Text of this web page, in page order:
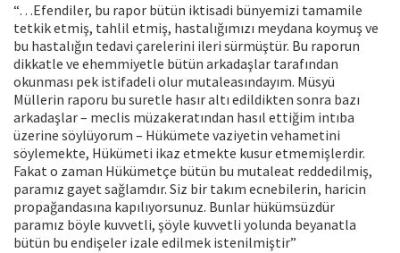
“…Efendiler, bu rapor bütün iktisadi bünyemizi tamamile
tetkik etmiş, tahlil etmiş, hastalığımızı meydana koymuş ve
bu hastalığın tedavi çarelerini ileri sürmüştür. Bu raporun
dikkatle ve ehemmiyetle bütün arkadaşlar tarafından
okunması pek istifadeli olur mutaleasındayım. Müsyü
Müllerin raporu bu suretle hasır altı edildikten sonra bazı
arkadaşlar – meclis müzakeratından hasıl ettiğim intıba
üzerine söylüyorum – Hükümete vaziyetin vehametini
söylemekte, Hükümeti ikaz etmekte kusur etmemişlerdir.
Fakat o zaman Hükümetçe bütün bu mutaleat reddedilmiş,
paramız gayet sağlamdır. Siz bir takım ecnebilerin, haricin
propağandasına kapılıyorsunuz. Bunlar hükümsüzdür
paramız böyle kuvvetli, şöyle kuvvetli yolunda beyanatla
bütün bu endişeler izale edilmek istenilmiştir”